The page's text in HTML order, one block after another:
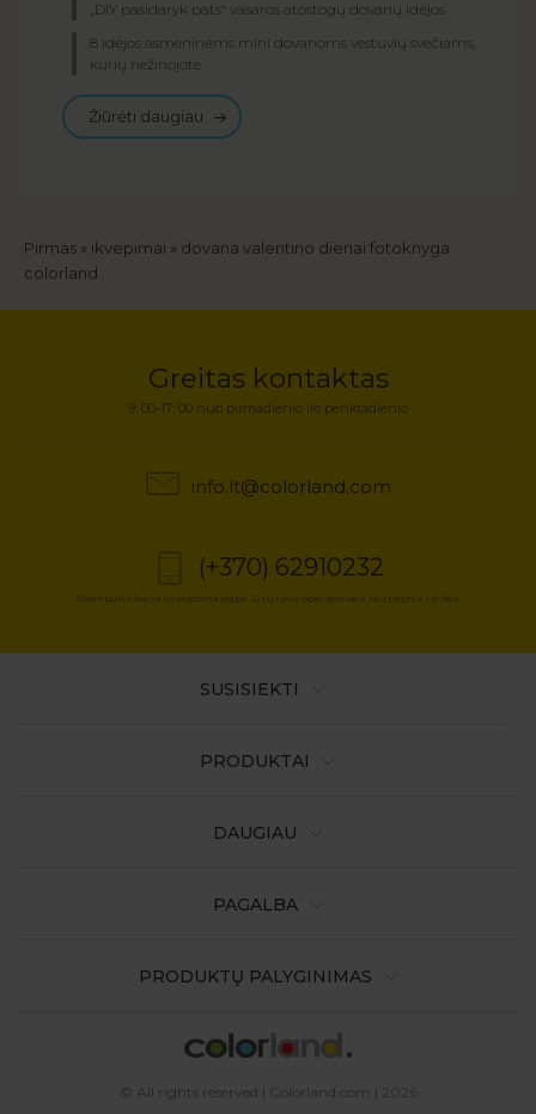
„DIY pasidaryk pats“ vasaros atostogų dovanų idėjos
8 idėjos asmeninėms mini dovanoms vestuvių svečiams,
kurių nežinojote
Žiūrėti daugiau
Kelias
Pirmas ikvepimai
dovana valentino dienai fotoknyga
colorland
Greitas kontaktas
9: 00-17: 00 nuo pirmadienio iki penktadienio
info.lt@colorland.com
(+370) 62910232
Skambučio kaina nustatoma pagal Jūsų ryšio operatoriaus nustatytus tarifus
PRODUKTAI
DAUGIAU
PAGALBA
PRODUKTŲ PALYGINIMAS
SUSISIEKTI
© All rights reserved | Colorland.com | 2026